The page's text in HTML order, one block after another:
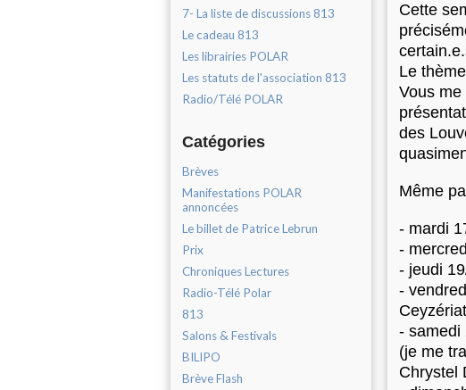
7- La liste de discussions 813
Le cadeau 813
Les librairies POLAR
Les statuts de l'association 813
Radio/Télé POLAR
Catégories
Brèves
Manifestations POLAR
annoncées
Le billet de Patrice Lebrun
Prix
Chroniques Lectures
Radio-Télé Polar
813
Salons & Festivals
BILIPO
Brève Flash
Cette
Le
Vous
des
Même
- mardi
-
- jeudi
-
- samedi
(je me
Chrystel